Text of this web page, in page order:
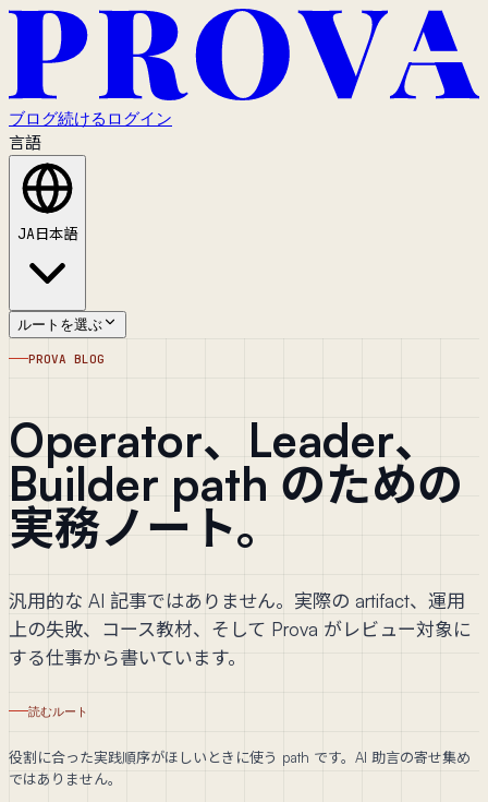
ブログ続ける ログイン
言語
JA日本語
ルートを選ぶ
PROVA BLOG
Operator、Leader、
Builder path のための
実務ノート。
汎用的な AI 記事ではありません。実際の artifact、運用
上の失敗、コース教材、そして Prova がレビュー対象に
する仕事から書いています。
読むルート
役割に合った実践順序がほしいときに使う path です。AI 助言の寄せ集め
ではありません。